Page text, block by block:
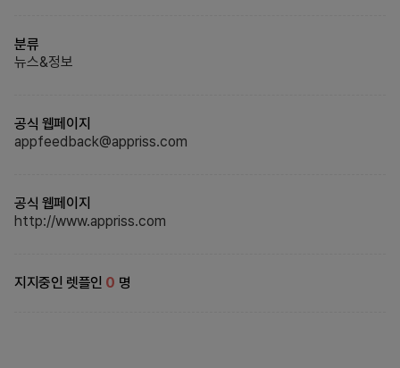
분류
뉴스&정보
공식 웹페이지
appfeedback@appriss.com
공식 웹페이지
http://www.appriss.com
지지중인 렛플인 0 명